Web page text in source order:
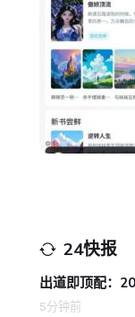
24快报
出道即顶配：
5分钟前